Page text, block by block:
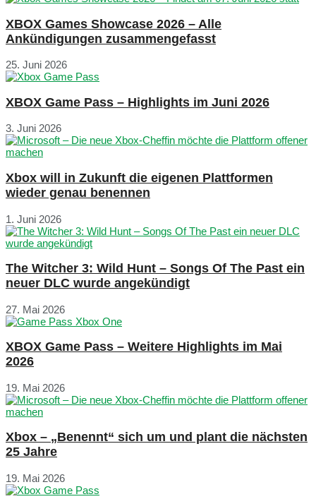
XBOX Games Showcase 2026 – Alle
Ankündigungen zusammengefasst
25. Juni 2026
XBOX Game Pass – Highlights im Juni 2026
3. Juni 2026
Xbox will in Zukunft die eigenen Plattformen
wieder genau benennen
1. Juni 2026
The Witcher 3: Wild Hunt – Songs Of The Past ein
neuer DLC wurde angekündigt
27. Mai 2026
XBOX Game Pass – Weitere Highlights im Mai
2026
19. Mai 2026
Xbox – „Benennt“ sich um und plant die nächsten
25 Jahre
19. Mai 2026